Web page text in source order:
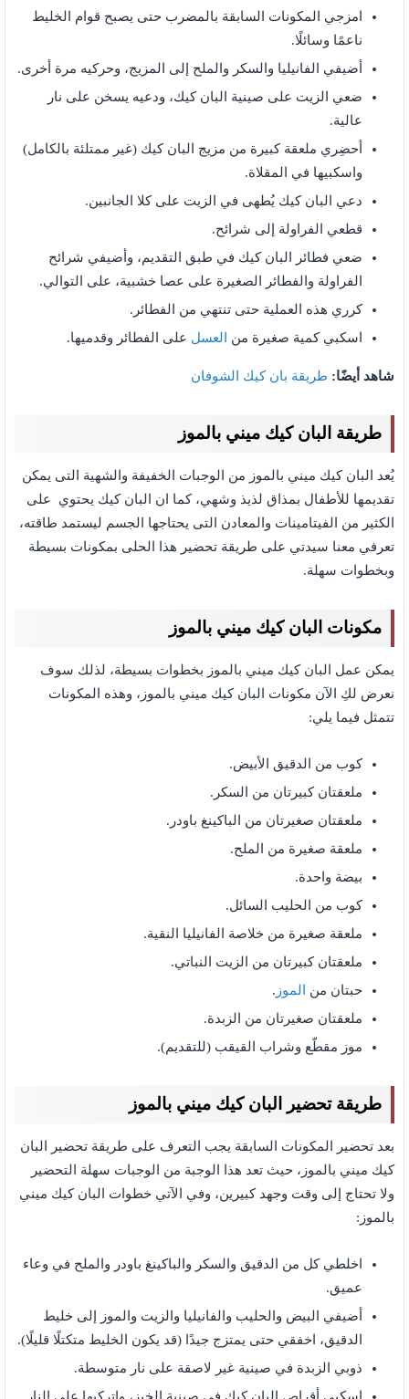
امزجي المكونات السابقة بالمضرب حتى يصبح قوام الخليط
ناعمًا وسائلًا.
أضيفي الفانيليا والسكر والملح إلى المزيج، وحركيه مرة أخرى.
ضعي الزيت على صينية البان كيك، ودعيه يسخن على نار
عالية.
أحضِري ملعقة كبيرة من مزيج البان كيك (غير ممتلئة بالكامل)
واسكبيها في المقلاة.
دعي البان كيك يُطهى في الزيت على كلا الجانبين.
قطعي الفراولة إلى شرائح.
ضعي فطائر البان كيك في طبق التقديم، وأضيفي شرائح
الفراولة والفطائر الصغيرة على عصا خشبية، على التوالي.
كرري هذه العملية حتى تنتهي من الفطائر.
اسكبي كمية صغيرة من
العسل على الفطائر وقدميها.
شاهد أيضًا: طريقة بان كيك الشوفان
طريقة البان كيك ميني بالموز
يُعد البان كيك ميني بالموز من الوجبات الخفيفة والشهية التى يمكن
تقديمها للأطفال بمذاق لذيذ وشهي، كما ان البان كيك يحتوي على
الكثير من الفيتامينات والمعادن التى يحتاجها الجسم ليستمد طاقته،
تعرفي معنا سيدتي على طريقة تحضير هذا الحلى بمكونات بسيطة
وبخطوات سهلة.
مكونات البان كيك ميني بالموز
يمكن عمل البان كيك ميني بالموز بخطوات بسيطة، لذلك سوف
نعرض لكِ الآن مكونات البان كيك ميني بالموز، وهذه المكونات
تتمثل فيما يلي:
كوب من الدقيق الأبيض.
ملعقتان كبيرتان من السكر.
ملعقتان صغيرتان من الباكينغ باودر.
ملعقة صغيرة من الملح.
بيضة واحدة.
كوب من الحليب السائل.
ملعقة صغيرة من خلاصة الفانيليا النقية.
ملعقتان كبيرتان من الزيت النباتي.
حبتان من
الموز .
ملعقتان صغيرتان من الزبدة.
موز مقطّع وشراب القيقب (للتقديم).
طريقة تحضير البان كيك ميني بالموز
بعد تحضير المكونات السابقة يجب التعرف على طريقة تحضير البان
كيك ميني بالموز، حيث تعد هذا الوجبة من الوجبات سهلة التحضير
ولا تحتاج إلى وقت وجهد كبيرين، وفي الآتي خطوات البان كيك ميني
بالموز:
اخلطي كل من الدقيق والسكر والباكينغ باودر والملح في وعاء
عميق.
أضيفي البيض والحليب والفانيليا والزيت والموز إلى خليط
الدقيق، اخفقي حتى يمتزج جيدًا (قد يكون الخليط متكتلًا قليلًا).
ذوبي الزبدة في صينية غير لاصقة على نار متوسطة.